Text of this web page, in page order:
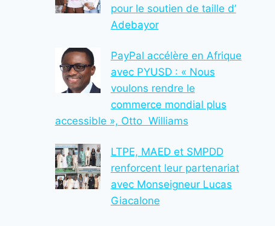
pour le soutien de taille d’
Adebayor
PayPal accélère en Afrique
avec PYUSD : « Nous
voulons rendre le
commerce mondial plus
accessible », Otto Williams
LTPE, MAED et SMPDD
renforcent leur partenariat
avec Monseigneur Lucas
Giacalone